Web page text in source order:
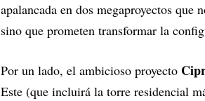
apalancada en dos megaproyectos
sino que prometen transformar la
Por un lado, el ambicioso proyecto
Este (que incluirá la torre residencial